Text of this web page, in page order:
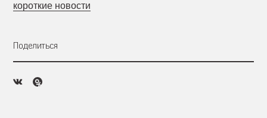
короткие новости
Поделиться